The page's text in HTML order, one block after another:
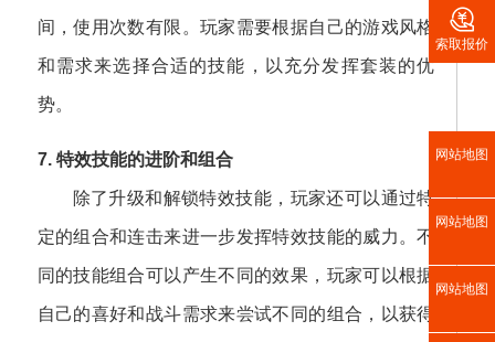
间，使用次数有限。玩家需要根据自己的游戏风格
和需求来选择合适的技能，以充分发挥套装的优
势。
7. 特效技能的进阶和组合
除了升级和解锁特效技能，玩家还可以通过特
定的组合和连击来进一步发挥特效技能的威力。不
同的技能组合可以产生不同的效果，玩家可以根据
自己的喜好和战斗需求来尝试不同的组合，以获得

索取报价
网站地图
网站地图
网站地图